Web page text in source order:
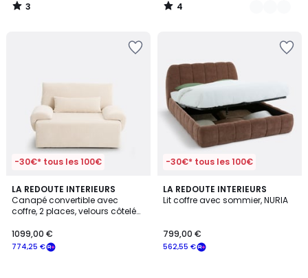
3
/
4
/
-30€* tous les 100€
LA REDOUTE INTERIEURS
Canapé convertible avec
coffre, 2 places, velours côtelé
774,25 €
1099,00 €
4
/
5
7
Couleurs
-30€* tous les 100€
LA REDOUTE INTERIEURS
Lit coffre avec sommier, NURIA
562,55 €
799,00 €
2
Couleurs